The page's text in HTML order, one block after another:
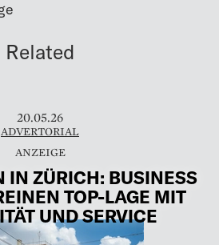
Related
20.05.26
ADVERTORIAL
IN ZÜRICH: BUSINESS
TOP-LAGE MIT
UND SERVICE